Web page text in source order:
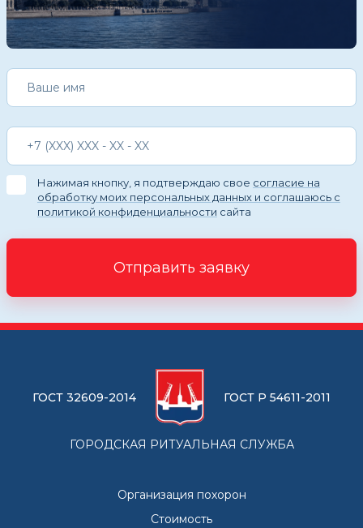
Нажимая кнопку, я подтверждаю свое согласие на
обработку моих персональных данных и соглашаюсь с
политикой конфиденциальности сайта
Отправить заявку
ГОСТ 32609-2014 ГОСТ Р 54611-2011
ГОРОДСКАЯ РИТУАЛЬНАЯ СЛУЖБА
Организация похорон
Стоимость